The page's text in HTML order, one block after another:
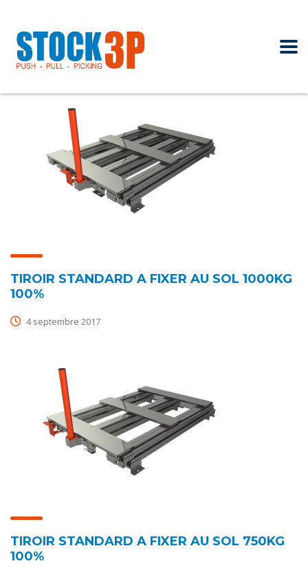
TIROIR STANDARD A FIXER AU SOL 1000KG
100%
4 septembre 2017
TIROIR STANDARD A FIXER AU SOL 750KG
100%